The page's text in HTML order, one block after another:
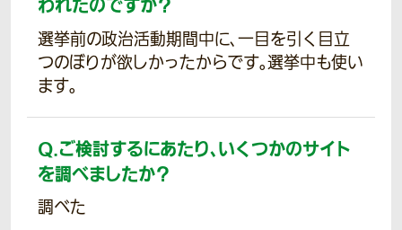
われたのですか？
選挙前の政治活動期間中に、一目を引く目立
つのぼりが欲しかったからです。選挙中も使い
ます。
Q.ご検討するにあたり、いくつかのサイト
を調べましたか？
調べた